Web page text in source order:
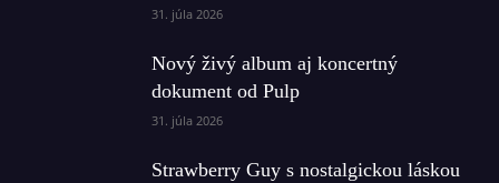
31. júla 2026
Nový živý album aj koncertný
dokument od Pulp
31. júla 2026
Strawberry Guy s nostalgickou láskou